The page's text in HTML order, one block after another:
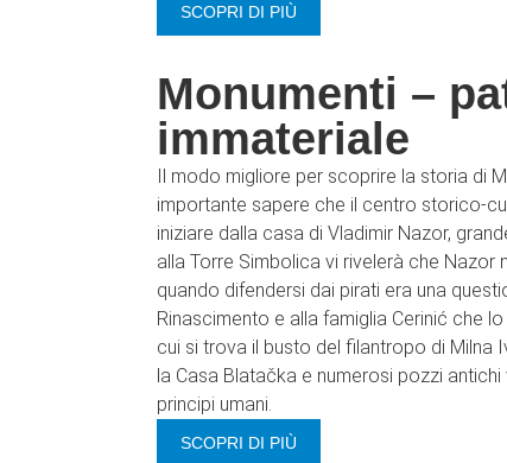
SCOPRI DI PIÙ
Monumenti –
immateriale
Il modo migliore per scoprire la storia di
importante sapere che il centro storico-
iniziare dalla casa di Vladimir Nazor,
alla Torre Simbolica vi rivelerà che
quando difendersi dai pirati era una
Rinascimento e alla famiglia Cerinić che
cui si trova il busto del filantropo di Milna
la Casa Blatačka e numerosi pozzi
principi umani.
SCOPRI DI PIÙ